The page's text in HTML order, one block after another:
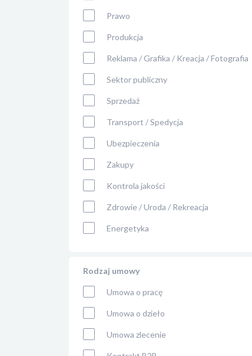
Prawo
Produkcja
Reklama / Grafika / Kreacja / Fotografia
Sektor publiczny
Sprzedaż
Transport / Spedycja
Ubezpieczenia
Zakupy
Kontrola jakości
Zdrowie / Uroda / Rekreacja
Energetyka
Rodzaj umowy
Umowa o pracę
Umowa o dzieło
Umowa zlecenie